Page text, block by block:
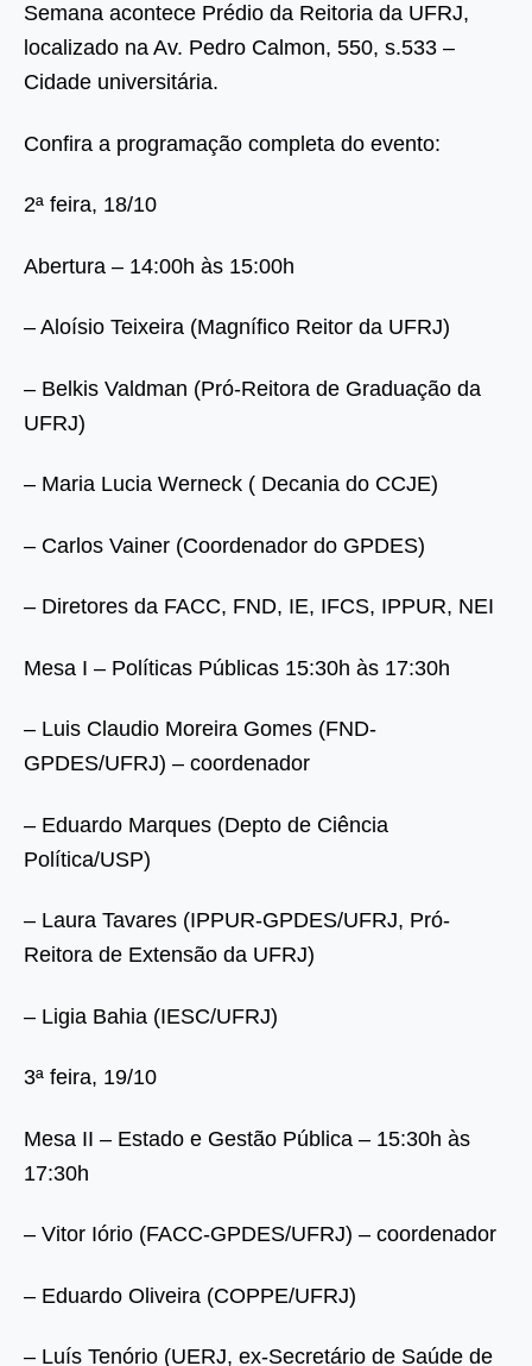
Semana acontece Prédio da Reitoria da UFRJ,
localizado na Av. Pedro Calmon, 550, s.533 –
Cidade universitária.
Confira a programação completa do evento:
2ª feira, 18/10
Abertura – 14:00h às 15:00h
– Aloísio Teixeira (Magnífico Reitor da UFRJ)
– Belkis Valdman (Pró-Reitora de Graduação da
UFRJ)
– Maria Lucia Werneck ( Decania do CCJE)
– Carlos Vainer (Coordenador do GPDES)
– Diretores da FACC, FND, IE, IFCS, IPPUR, NEI
Mesa I – Políticas Públicas 15:30h às 17:30h
– Luis Claudio Moreira Gomes (FND-
GPDES/UFRJ) – coordenador
– Eduardo Marques (Depto de Ciência
Política/USP)
– Laura Tavares (IPPUR-GPDES/UFRJ, Pró-
Reitora de Extensão da UFRJ)
– Ligia Bahia (IESC/UFRJ)
3ª feira, 19/10
Mesa II – Estado e Gestão Pública – 15:30h às
17:30h
– Vitor Iório (FACC-GPDES/UFRJ) – coordenador
– Eduardo Oliveira (COPPE/UFRJ)
– Luís Tenório (UERJ, ex-Secretário de Saúde de